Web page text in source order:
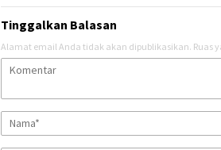
Tinggalkan Balasan
Alamat email Anda tidak akan dipublikasikan. Ruas